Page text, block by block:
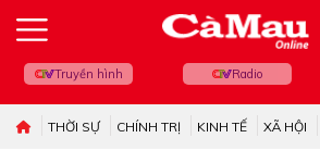
Truyền hình Radio
THỜI SỰ CHÍNH TRỊ KINH TẾ XÃ HỘI